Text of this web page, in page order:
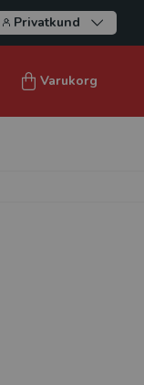
Privatkund
Varukorg